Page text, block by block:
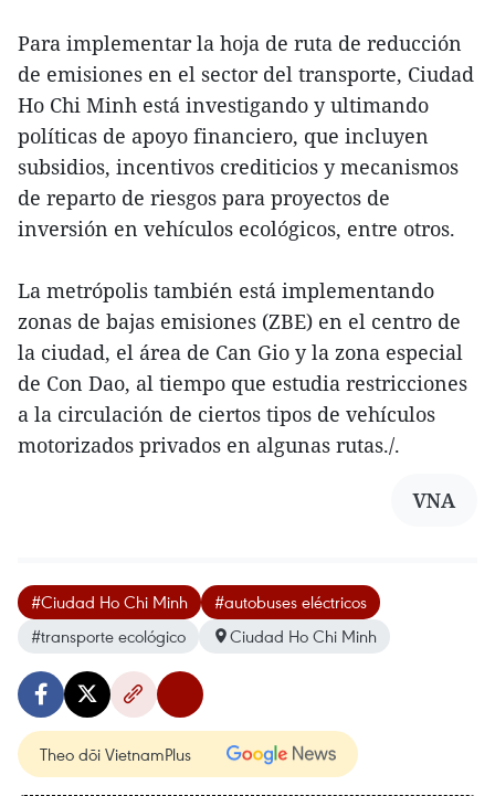
Para implementar la hoja de ruta de reducción
de emisiones en el sector del transporte, Ciudad
Ho Chi Minh está investigando y ultimando
políticas de apoyo financiero, que incluyen
subsidios, incentivos crediticios y mecanismos
de reparto de riesgos para proyectos de
inversión en vehículos ecológicos, entre otros.
La metrópolis también está implementando
zonas de bajas emisiones (ZBE) en el centro de
la ciudad, el área de Can Gio y la zona especial
de Con Dao, al tiempo que estudia restricciones
a la circulación de ciertos tipos de vehículos
motorizados privados en algunas rutas./.
VNA
#Ciudad Ho Chi Minh
#autobuses eléctricos
#transporte ecológico
Ciudad Ho Chi Minh
Theo dõi VietnamPlus